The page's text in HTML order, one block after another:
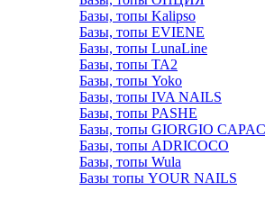
Базы, топы Kalipso
Базы, топы EVIENE
Базы, топы LunaLine
Базы, топы TA2
Базы, топы Yoko
Базы, топы IVA NAILS
Базы, топы PASHE
Базы, топы GIORGIO
Базы, топы ADRICOCO
Базы, топы Wula
Базы топы YOUR NAILS